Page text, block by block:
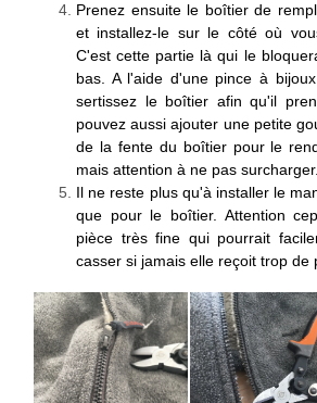
Prenez ensuite le boîtier de
et installez-le sur le côté où
C'est cette partie là qui le
bas. A l'aide d'une pince à
sertissez le boîtier afin qu'il
pouvez aussi ajouter une petite
de la fente du boîtier pour le
mais attention à ne pas surcharger.
Il ne reste plus qu'à installer le
que pour le boîtier. Attention
pièce très fine qui pourrait
casser si jamais elle reçoit trop de